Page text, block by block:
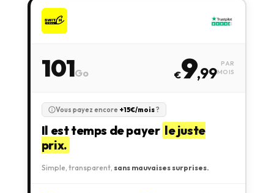
101Go €9,99
PAR
MOIS
Vous payez encore +15€/mois?
Il est temps de payer le juste
prix.
Simple, transparent, sans mauvaises surprises.